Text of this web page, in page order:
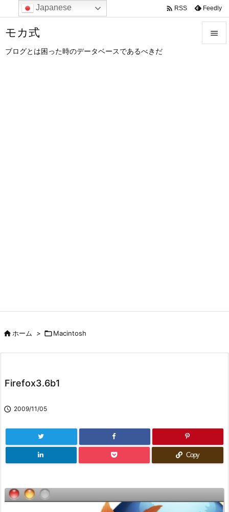
モカ式
ブログとは困った時のデータベースであるべきだ

 RSS Feedly
ホーム > Macintosh
Firefox3.6b1
 2009/11/05
Copy
Japanese